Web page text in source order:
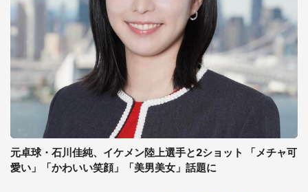
元卓球・石川佳純、イケメン陸上選手と2ショット 「メチャ可
愛い」「かわいい笑顔」「美男美女」話題に